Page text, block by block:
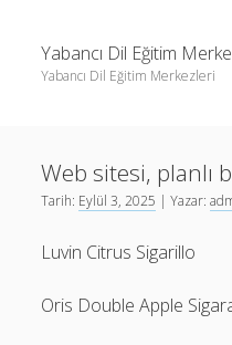
Yabancı Dil Eğitim
Yabancı Dil Eğitim Merkezleri
Liste
Sayfa Listesi
Shorts Abone Arttırma Ücretsiz
Liste
Sayfa Listesi
Web sitesi, planlı
Tarih: Eylül 3, 2025 | Yazar:
Luvin Citrus Sigarillo
Oris Double Apple